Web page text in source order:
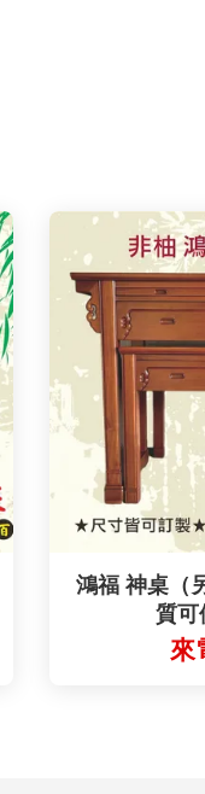
鴻福 神桌（
質可
來